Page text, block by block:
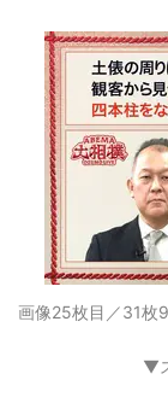
画像25枚目／31枚
▼